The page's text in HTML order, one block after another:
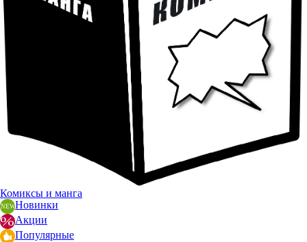
Комиксы и манга
Новинки
Акции
Популярные